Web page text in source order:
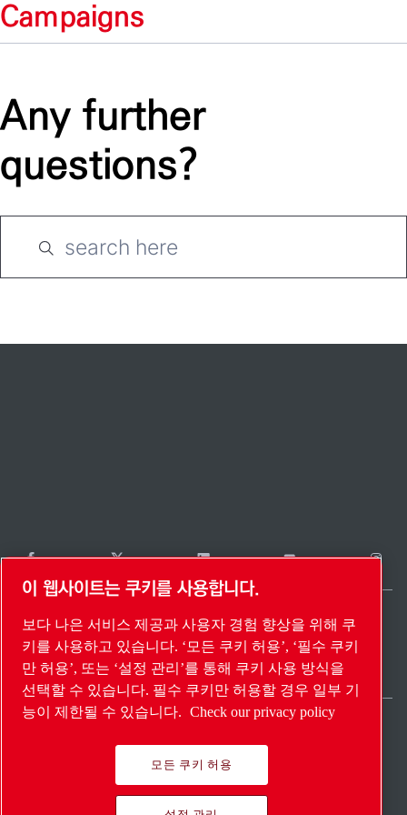
Campaigns
Any further
questions?
Sitemap설정 관리© 2026 Copyright.
South Korea / KO
Pioneering products.
이 웹사이트는 쿠키를 사용합니다.
보다 나은 서비스 제공과 사용자 경험 향상을 위해 쿠
키를 사용하고 있습니다. ‘모든 쿠키 허용’, ‘필수 쿠키
만 허용’, 또는 ‘설정 관리’를 통해 쿠키 사용 방식을
선택할 수 있습니다. 필수 쿠키만 허용할 경우 일부 기
능이 제한될 수 있습니다. Check our privacy policy
모든 쿠키 허용